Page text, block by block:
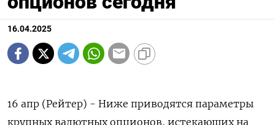
16.04.2025
16 апр (Рейтер) - Ниже приводятся параметры
крупных валютных опционов, истекающих на